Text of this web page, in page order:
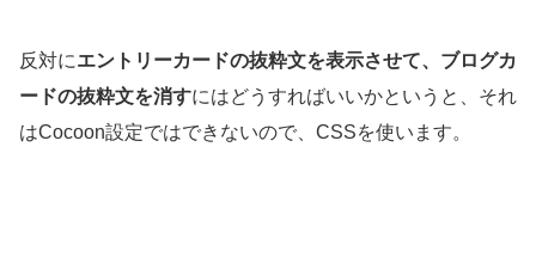
反対にエントリーカードの抜粋文を表示させて、ブログカ
ードの抜粋文を消すにはどうすればいいかというと、それ
はCocoon設定ではできないので、CSSを使います。